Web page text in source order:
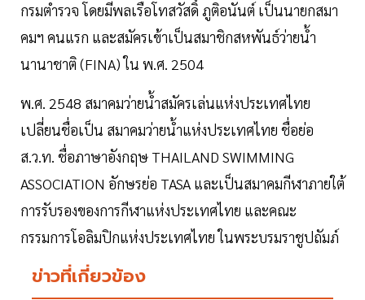
กรมตำรวจ โดยมีพลเรือโทสวัสดิ์ ภูติอนันต์ เป็นนายกสมา
คมฯ คนแรก และสมัครเข้าเป็นสมาชิกสหพันธ์ว่ายน้ำ
นานาชาติ (FINA) ใน พ.ศ. 2504
พ.ศ. 2548 สมาคมว่ายน้ำสมัครเล่นแห่งประเทศไทย
เปลี่ยนชื่อเป็น สมาคมว่ายน้ำแห่งประเทศไทย ชื่อย่อ
ส.ว.ท. ชื่อภาษาอังกฤษ THAILAND SWIMMING
ASSOCIATION อักษรย่อ TASA และเป็นสมาคมกีฬาภายใต้
การรับรองของการกีฬาแห่งประเทศไทย และคณะ
กรรมการโอลิมปิกแห่งประเทศไทย ในพระบรมราชูปถัมภ์
ข่าวที่เกี่ยวข้อง